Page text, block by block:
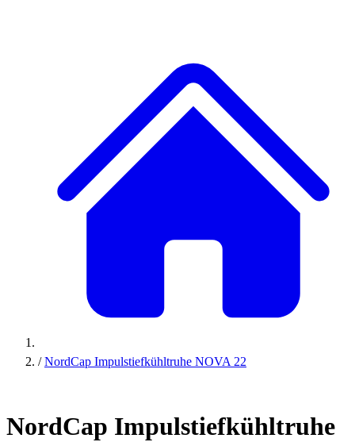
/ NordCap Impulstiefkühltruhe NOVA 22
NordCap Impulstiefkühltruhe